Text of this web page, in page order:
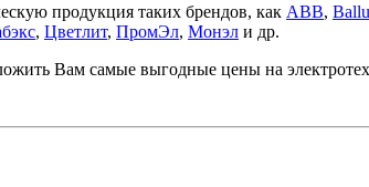
продукция таких брендов, как ABB, Ballu
, Цветлит, ПромЭл, Монэл и др.
Вам самые выгодные цены на